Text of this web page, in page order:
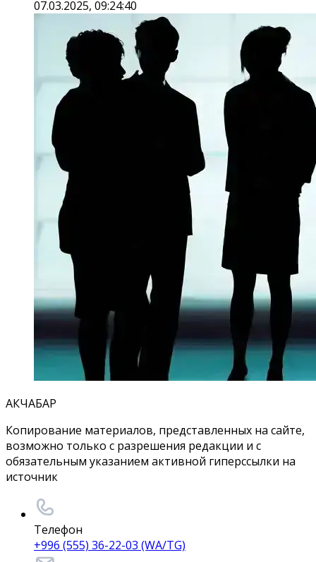
07.03.2025, 09:24:40
АКЧАБАР
Копирование материалов, представленных на сайте,
возможно только с разрешения редакции и с
обязательным указанием активной гиперссылки на
источник
Телефон
+996 (555) 36-22-03 (WA/TG)